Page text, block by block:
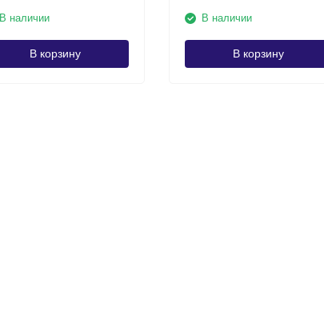
В наличии
В корзину
В наличии
В корзину